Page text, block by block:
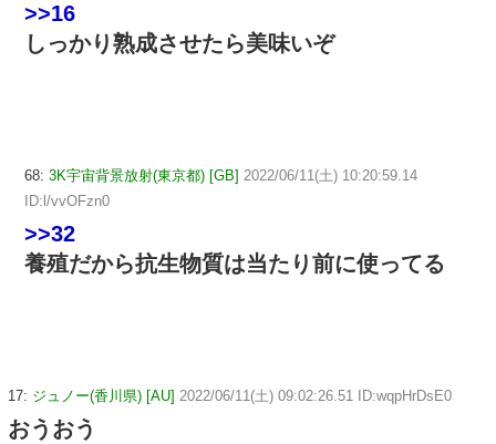
>>16
しっかり熟成させたら美味いぞ
68: 3K宇宙背景放射(東京都) [GB] 2022/06/11(土) 10:20:59.14
ID:l/vvOFzn0
>>32
養殖だから抗生物質は当たり前に使ってる
17: ジュノー(香川県) [AU] 2022/06/11(土) 09:02:26.51 ID:wqpHrDsE0
おうおう